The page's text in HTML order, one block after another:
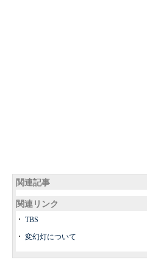
関連記事
関連リンク
TBS
変幻灯について